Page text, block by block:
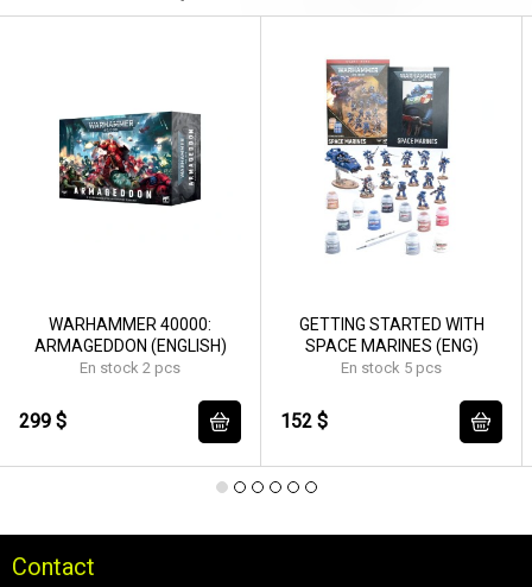
WARHAMMER 40000:
ARMAGEDDON (ENGLISH)
En stock 2 pcs
299 $
GETTING STARTED WITH
SPACE MARINES (ENG)
En stock 5 pcs
152 $
Contact